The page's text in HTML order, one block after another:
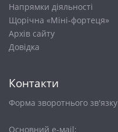
Напрямки діяльності
Щорічна «Міні-фортеця»
Архів сайту
Довiдка
Контакти
Форма зворотнього зв'язку
Основний е-маіl: